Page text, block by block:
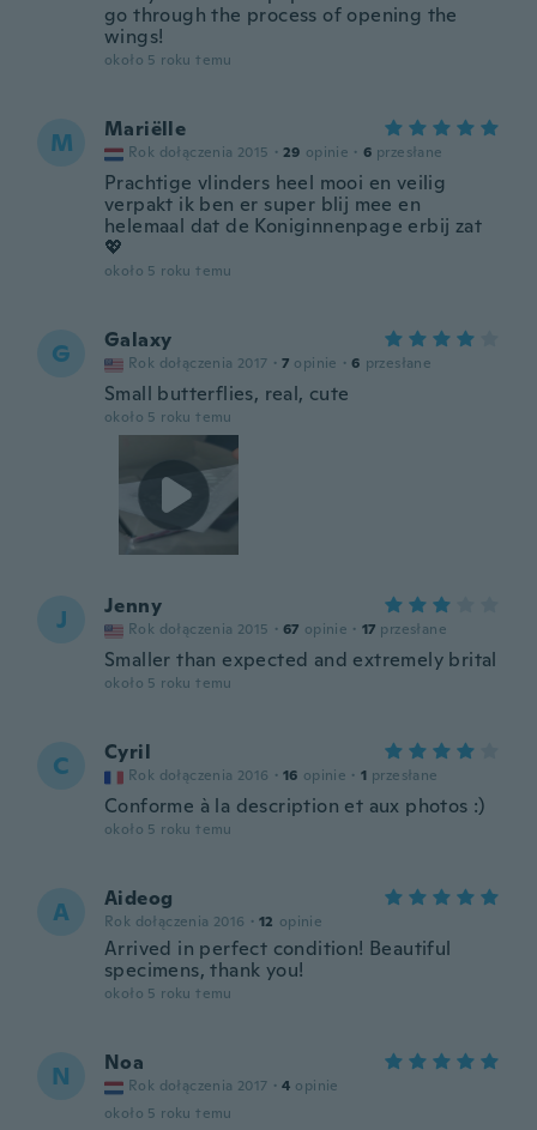
go through the process of opening the
wings!
około 5 roku temu
M Mariëlle
Rok dołączenia 2015 · 29 opinie · 6 przesłane
Prachtige vlinders heel mooi en veilig
verpakt ik ben er super blij mee en
helemaal dat de Koniginnenpage erbij zat
💖
około 5 roku temu
G Galaxy
Rok dołączenia 2017 · 7 opinie · 6 przesłane
Small butterflies, real, cute
około 5 roku temu
J Jenny
Rok dołączenia 2015 · 67 opinie · 17 przesłane
Smaller than expected and extremely brital
około 5 roku temu
C Cyril
Rok dołączenia 2016 · 16 opinie · 1 przesłane
Conforme à la description et aux photos :)
około 5 roku temu
A Aideog
Rok dołączenia 2016 · 12 opinie
Arrived in perfect condition! Beautiful
specimens, thank you!
około 5 roku temu
N Noa
Rok dołączenia 2017 · 4 opinie
około 5 roku temu